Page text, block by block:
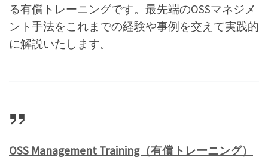
る有償トレーニングです。最先端のOSSマネジメ
ント手法をこれまでの経験や事例を交えて実践的
に解説いたします。
OSS Management Training（有償トレーニング）